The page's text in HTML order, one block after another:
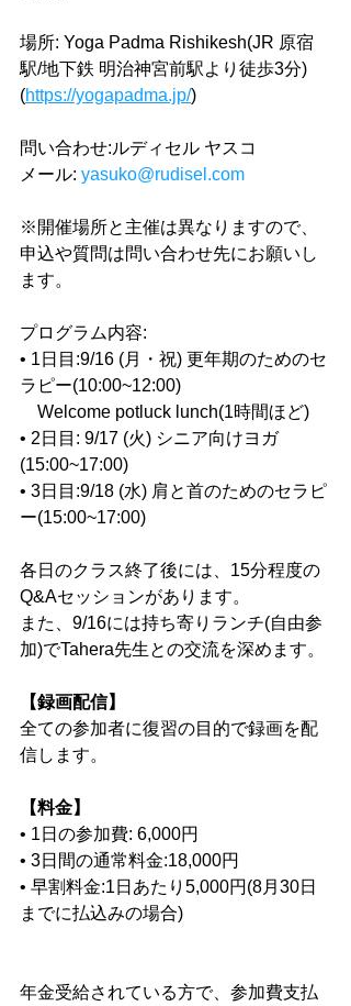
場所: Yoga Padma Rishikesh(JR 原宿
駅/地下鉄 明治神宮前駅より徒歩3分)
(https://yogapadma.jp/)
問い合わせ:ルディセル ヤスコ
メール: yasuko@rudisel.com
※開催場所と主催は異なりますので、
申込や質問は問い合わせ先にお願いし
ます。
プログラム内容:
• 1日目:9/16 (月・祝) 更年期のためのセ
ラピー(10:00~12:00)
Welcome potluck lunch(1時間ほど)
• 2日目: 9/17 (火) シニア向けヨガ
(15:00~17:00)
• 3日目:9/18 (水) 肩と首のためのセラピ
ー(15:00~17:00)
各日のクラス終了後には、15分程度の
Q&Aセッションがあります。
また、9/16には持ち寄りランチ(自由参
加)でTahera先生との交流を深めます。
【録画配信】
全ての参加者に復習の目的で録画を配
信します。
【料金】
• 1日の参加費: 6,000円
• 3日間の通常料金:18,000円
• 早割料金:1日あたり5,000円(8月30日
までに払込みの場合)
年金受給されている方で、参加費支払